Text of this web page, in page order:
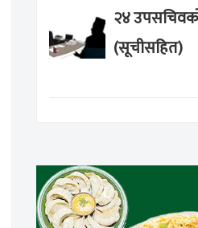
२४
(सूचीसहित)